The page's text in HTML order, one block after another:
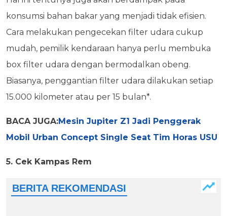
konsumsi bahan bakar yang menjadi tidak efisien.
Cara melakukan pengecekan filter udara cukup
mudah, pemilik kendaraan hanya perlu membuka
box filter udara dengan bermodalkan obeng.
Biasanya, penggantian filter udara dilakukan setiap
15.000 kilometer atau per 15 bulan*.
BACA JUGA:Mesin Jupiter Z1 Jadi Penggerak
Mobil Urban Concept Single Seat Tim Horas USU
5. Cek Kampas Rem